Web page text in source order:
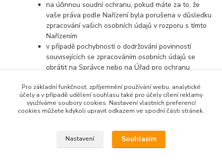
na účinnou soudní ochranu, pokud máte za to, že
vaše práva podle Nařízení byla porušena v důsledku
zpracování vašich osobních údajů v rozporu s tímto
Nařízením
v případě pochybností o dodržování povinností
souvisejících se zpracováním osobních údajů se
obrátit na Správce nebo na Úřad pro ochranu
Upravit sběr cookies.
Pro základní funkčnost, zpříjemnění používání webu, analytické
účely a v případě udělení souhlasu také pro účely cílení reklamy
využíváme soubory cookies. Nastavení vlastních preferencí
cookies můžete kdykoli upravit odkazem ve spodní části stránek.
Nastavení Souhlasím